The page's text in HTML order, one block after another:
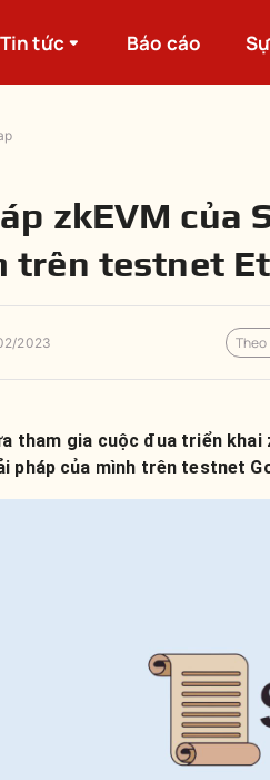
Tin tức Báo cáo
zkEVM của
trên testnet
2023
tham gia cuộc đua triển
pháp của mình trên testnet